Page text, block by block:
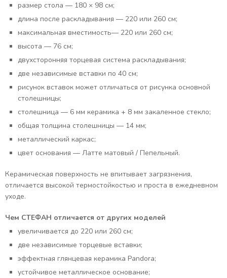
размер стола — 180 × 98 см;
длина после раскладывания — 220 или 260 см;
максимальная вместимость— 220 или 260 см;
высота — 76 см;
двухсторонняя торцевая система раскладывания;
две независимые вставки по 40 см;
рисунок вставок может отличаться от рисунка основной
столешницы;
столешница — 6 мм керамика + 8 мм закаленное стекло;
общая толщина столешницы — 14 мм;
металлический каркас;
цвет основания — Латте матовый / Пепельный.
Керамическая поверхность не впитывает загрязнения,
отличается высокой термостойкостью и проста в ежедневном
уходе.
Чем СТЕФАН отличается от других моделей
увеличивается до 220 или 260 см;
две независимые торцевые вставки;
эффектная глянцевая керамика Pandora;
устойчивое металлическое основание;